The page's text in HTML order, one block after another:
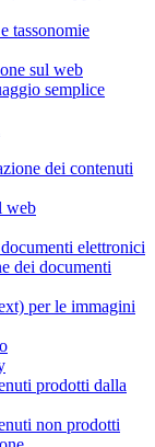
tassonomie
sul web
semplice
dei contenuti
web
elettronici
dei documenti
per le immagini
prodotti dalla
non prodotti